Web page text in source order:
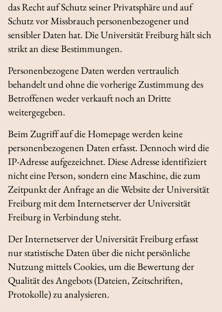
das Recht auf Schutz seiner Privatsphäre und auf
Schutz vor Missbrauch personenbezogener und
sensibler Daten hat. Die Universität Freiburg hält sich
strikt an diese Bestimmungen.
Personenbezogene Daten werden vertraulich
behandelt und ohne die vorherige Zustimmung des
Betroffenen weder verkauft noch an Dritte
weitergegeben.
Beim Zugriff auf die Homepage werden keine
personenbezogenen Daten erfasst. Dennoch wird die
IP-Adresse aufgezeichnet. Diese Adresse identifiziert
nicht eine Person, sondern eine Maschine, die zum
Zeitpunkt der Anfrage an die Website der Universität
Freiburg mit dem Internetserver der Universität
Freiburg in Verbindung steht.
Der Internetserver der Universität Freiburg erfasst
nur statistische Daten über die nicht persönliche
Nutzung mittels Cookies, um die Bewertung der
Qualität des Angebots (Dateien, Zeitschriften,
Protokolle) zu analysieren.